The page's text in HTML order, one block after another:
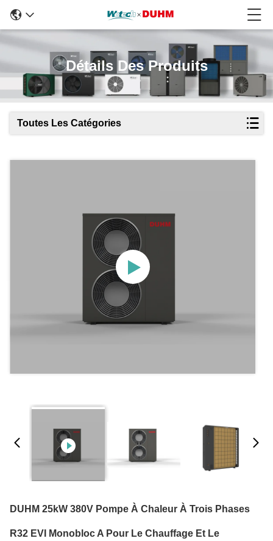
Détails Des Produits
Toutes Les Catégories
DUHM 25kW 380V Pompe À Chaleur À Trois Phases
R32 EVI Monobloc A Pour Le Chauffage Et Le